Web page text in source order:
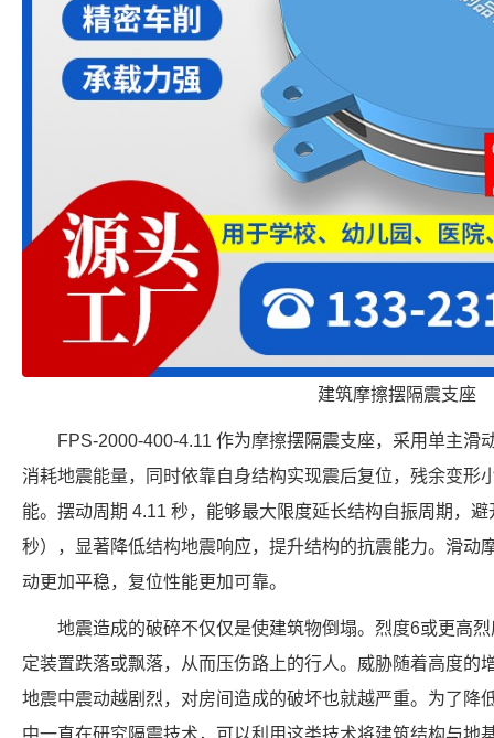
建筑摩擦摆隔震支座
FPS-2000-400-4.11 作为摩擦摆隔震支座，采用单主滑
消耗地震能量，同时依靠自身结构实现震后复位，残余变形
能。摆动周期 4.11 秒，能够最大限度延长结构自振周期，
秒），显著降低结构地震响应，提升结构的抗震能力。滑动
动更加平稳，复位性能更加可靠。
地震造成的破碎不仅仅是使建筑物倒塌。烈度6或更高
定装置跌落或飘落，从而压伤路上的行人。威胁随着高度的
地震中震动越剧烈，对房间造成的破坏也就越严重。为了降
中一直在研究隔震技术，可以利用这类技术将建筑结构与地